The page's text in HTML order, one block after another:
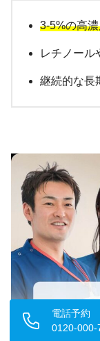
3-5%の高
レチノール
継続的な長
電話予約
0120-000-